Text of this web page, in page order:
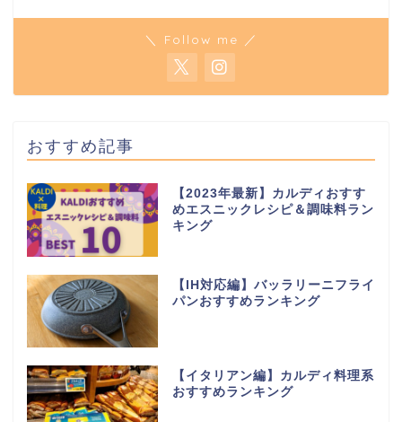
＼ Follow me ／
おすすめ記事
【2023年最新】カルディおすす
めエスニックレシピ＆調味料ラン
キング
【IH対応編】バッラリーニフライ
パンおすすめランキング
【イタリアン編】カルディ料理系
おすすめランキング